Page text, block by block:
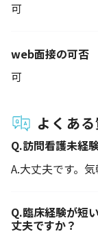
可
web面接の可否
可
よくあ
Q.訪問看護未経
A.大丈夫です。
Q.臨床経験が短
丈夫ですか？